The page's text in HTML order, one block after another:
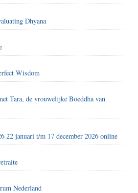
Dhyana
Wisdom
Tara, de vrouwelijke Boeddha van
22 januari t/m 17 december 2026 online
Nederland